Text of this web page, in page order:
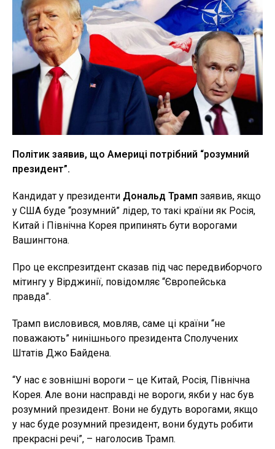
Політик заявив, що Америці потрібний “розумний
президент”.
Кандидат у президенти Дональд Трамп заявив, якщо
у США буде “розумний” лідер, то такі країни як Росія,
Китай і Північна Корея припинять бути ворогами
Вашингтона.
Про це експрезитдент сказав під час передвиборчого
мітингу у Вірджинії, повідомляє “Європейська
правда”.
Трамп висловився, мовляв, саме ці країни “не
поважають” нинішнього президента Сполучених
Штатів Джо Байдена.
“У нас є зовнішні вороги – це Китай, Росія, Північна
Корея. Але вони насправді не вороги, якби у нас був
розумний президент. Вони не будуть ворогами, якщо
у нас буде розумний президент, вони будуть робити
прекрасні речі”, – наголосив Трамп.